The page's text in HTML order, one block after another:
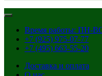
Время работы: ПН-
+7 (925) 975-07-77
+7 (495) 663-55-20
Доставка и оплата